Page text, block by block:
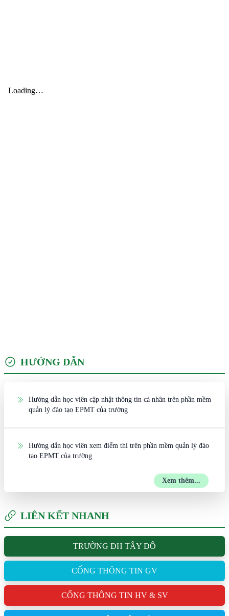
HƯỚNG DẪN
Hướng dẫn học viên cập nhật thông tin cá nhân trên phần mềm
quản lý đào tạo EPMT của trường
Hướng dẫn học viên xem điểm thi trên phần mềm quản lý đào
tạo EPMT của trường
Xem thêm...
LIÊN KẾT NHANH
TRƯỜNG ĐH TÂY ĐÔ
CỔNG THÔNG TIN GV
CỔNG THÔNG TIN HV & SV